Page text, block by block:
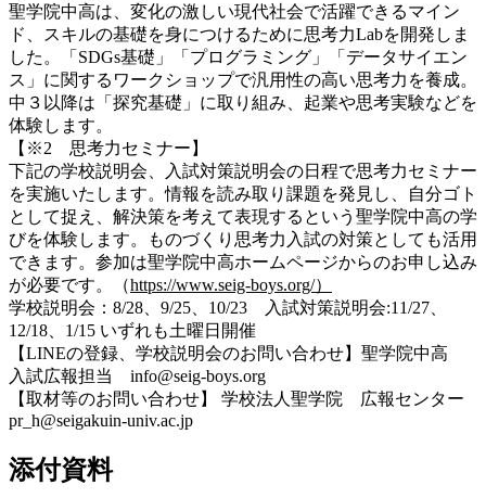
聖学院中高は、変化の激しい現代社会で活躍できるマイン
ド、スキルの基礎を身につけるために思考力Labを開発しま
した。「SDGs基礎」「プログラミング」「データサイエン
ス」に関するワークショップで汎用性の高い思考力を養成。
中３以降は「探究基礎」に取り組み、起業や思考実験などを
体験します。
【※2 思考力セミナー】
下記の学校説明会、入試対策説明会の日程で思考力セミナー
を実施いたします。情報を読み取り課題を発見し、自分ゴト
として捉え、解決策を考えて表現するという聖学院中高の学
びを体験します。ものづくり思考力入試の対策としても活用
できます。参加は聖学院中高ホームページからのお申し込み
が必要です。（https://www.seig-boys.org/）
学校説明会：8/28、9/25、10/23 入試対策説明会:11/27、
12/18、1/15 いずれも土曜日開催
【LINEの登録、学校説明会のお問い合わせ】聖学院中高
入試広報担当 info@seig-boys.org
【取材等のお問い合わせ】 学校法人聖学院 広報センター
pr_h@seigakuin-univ.ac.jp
添付資料